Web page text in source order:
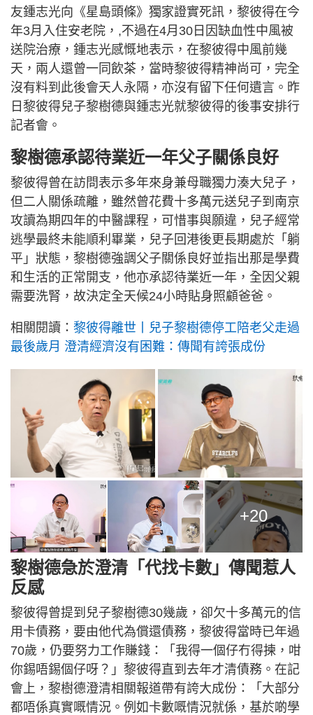
友鍾志光向《星島頭條》獨家證實死訊，黎彼得在今
年3月入住安老院，,不過在4月30日因缺血性中風被
送院治療，鍾志光感慨地表示，在黎彼得中風前幾
天，兩人還曾一同飲茶，當時黎彼得精神尚可，完全
沒有料到此後會天人永隔，亦沒有留下任何遺言。昨
日黎彼得兒子黎樹德與鍾志光就黎彼得的後事安排行
記者會。
黎樹德承認待業近一年父子關係良好
黎彼得曾在訪問表示多年來身兼母職獨力湊大兒子，
但二人關係疏離，雖然曾花費十多萬元送兒子到南京
攻讀為期四年的中醫課程，可惜事與願違，兒子經常
逃學最終未能順利畢業，兒子回港後更長期處於「躺
平」狀態，黎樹德強調父子關係良好並指出那是學費
和生活的正常開支，他亦承認待業近一年，全因父親
需要洗腎，故決定全天候24小時貼身照顧爸爸。
相關閱讀： 黎彼得離世丨兒子黎樹德停工陪老父走過
最後歲月 澄清經濟沒有困難：傳聞有誇張成份
+20
黎樹德急於澄清「代找卡數」傳聞惹人
反感
黎彼得曾提到兒子黎樹德30幾歲，卻欠十多萬元的信
用卡債務，要由他代為償還債務，黎彼得當時已年過
70歲，仍要努力工作賺錢：「我得一個仔冇得揀，咁
你錫唔錫個仔呀？」黎彼得直到去年才清債務。在記
會上，黎樹德澄清相關報道帶有誇大成份：「大部分
都唔係真實嘅情況。例如卡數嘅情況就係，基於啲學